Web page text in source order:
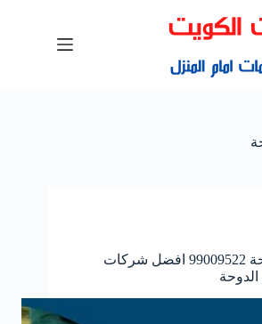
تسليك مجاري الدوحة 99009522 افضل شركات